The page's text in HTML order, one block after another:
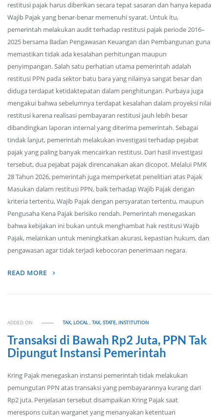
restitusi pajak harus diberikan secara tepat sasaran dan hanya kepada
Wajib Pajak yang benar-benar memenuhi syarat. Untuk itu,
pemerintah melakukan audit terhadap restitusi pajak periode 2016–
2025 bersama Badan Pengawasan Keuangan dan Pembangunan guna
memastikan tidak ada kesalahan perhitungan maupun
penyimpangan. Salah satu perhatian utama pemerintah adalah
restitusi PPN pada sektor batu bara yang nilainya sangat besar dan
diduga terdapat ketidaktepatan dalam penghitungan. Purbaya juga
mengakui bahwa sebelumnya terdapat kesalahan dalam proyeksi nilai
restitusi karena realisasi pembayaran restitusi jauh lebih besar
dibandingkan laporan internal yang diterima pemerintah. Sebagai
tindak lanjut, pemerintah melakukan investigasi terhadap pejabat
pajak yang paling banyak mencairkan restitusi. Dari hasil investigasi
tersebut, dua pejabat pajak direncanakan akan dicopot. Melalui PMK
28 Tahun 2026, pemerintah juga memperketat penelitian atas Pajak
Masukan dalam restitusi PPN, baik terhadap Wajib Pajak dengan
kriteria tertentu, Wajib Pajak dengan persyaratan tertentu, maupun
Pengusaha Kena Pajak berisiko rendah. Pemerintah menegaskan
bahwa kebijakan ini bukan untuk menghambat hak restitusi Wajib
Pajak, melainkan untuk meningkatkan akurasi, kepastian hukum, dan
pengawasan agar tidak terjadi kebocoran penerimaan negara.
READ MORE
ADDED ON TAX, LOCAL,TAX, STATE, INSTITUTION
Transaksi di Bawah Rp2 Juta, PPN Tak
Dipungut Instansi Pemerintah
Kring Pajak menegaskan instansi pemerintah tidak melakukan
pemungutan PPN atas transaksi yang pembayarannya kurang dari
Rp2 juta. Penjelasan tersebut disampaikan Kring Pajak saat
merespons cuitan warganet yang menanyakan ketentuan